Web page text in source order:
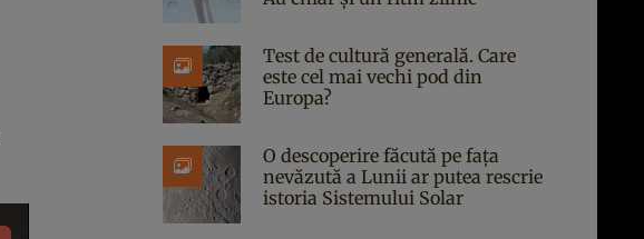
Test de cultură generală. Care
este cel mai vechi pod din
Europa?
O descoperire făcută pe fața
nevăzută a Lunii ar putea rescrie
istoria Sistemului Solar